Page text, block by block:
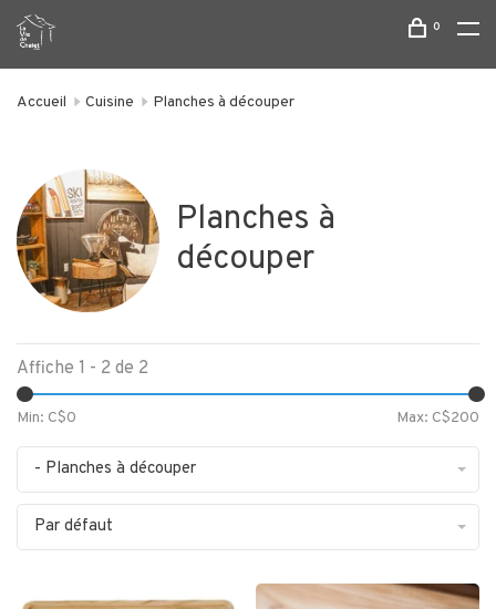
0
Accueil Cuisine Planches à découper
Planches à
découper
Affiche 1 - 2 de 2
Min: C$0 Max: C$200
- Planches à découper
Par défaut